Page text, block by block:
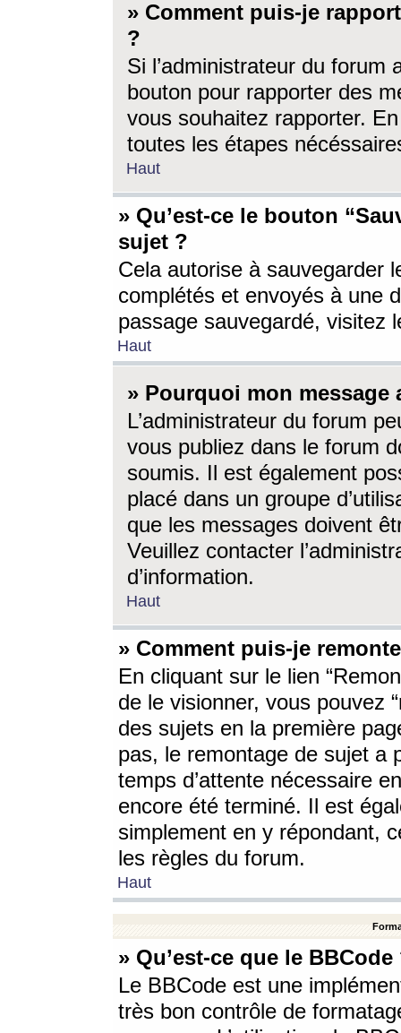
» Comment puis-je
?
Si l’administrateur du forum
bouton pour rapporter des
vous souhaitez rapporter.
toutes les étapes
Haut
» Qu’est-ce le bouton
sujet ?
Cela autorise à sauvegarder
complétés et envoyés à une
passage sauvegardé, visitez
Haut
» Pourquoi mon message
L’administrateur du forum
vous publiez dans le forum
soumis. Il est également
placé dans un groupe
que les messages doivent
Veuillez contacter
d’information.
Haut
» Comment puis-je
En cliquant sur le lien
de le visionner, vous pouvez
des sujets en la première
pas, le remontage de sujet a
temps d’attente nécessaire
encore été terminé. Il est
simplement en y répondant,
les règles du forum.
Haut
» Qu’est-ce que le BBCode
Le BBCode est une
très bon contrôle de